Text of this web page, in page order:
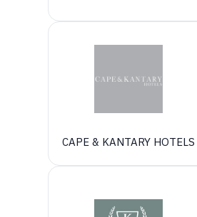
CAPE & KANTARY HOTELS